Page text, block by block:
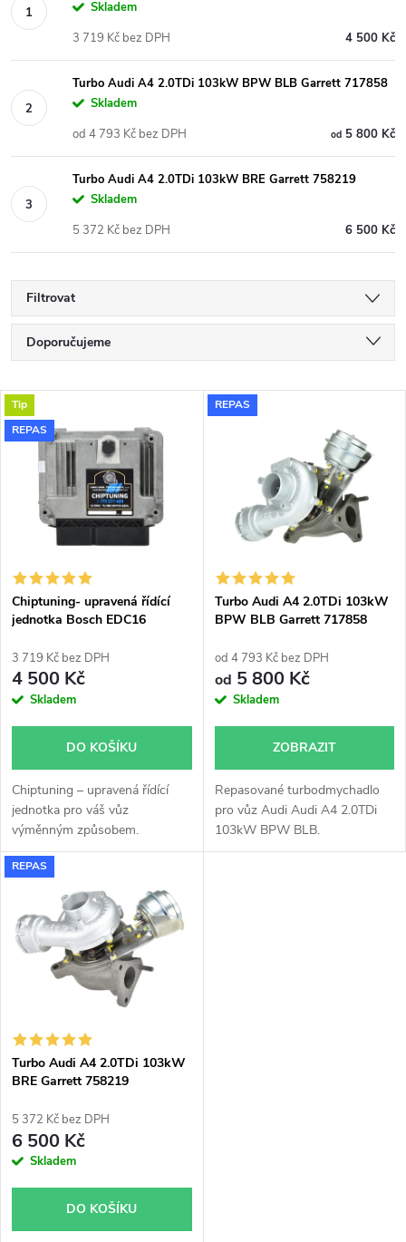
Skladem
4 500 Kč
3 719 Kč bez DPH
Turbo Audi A4 2.0TDi 103kW BPW BLB Garrett 717858
Skladem
od5 800 Kč
od 4 793 Kč bez DPH
Turbo Audi A4 2.0TDi 103kW BRE Garrett 758219
Skladem
6 500 Kč
5 372 Kč bez DPH
Filtrovat
Ř
a
z
í
p
r
o
u
k
t
ů
Doporučujeme
Nejdražší
Nejprodávanější
Abecedně
V
ý
s
p
r
o
d
u
k
t
ů
Tip
REPAS
Chiptuning- upravená řídící
jednotka Bosch EDC16
3 719 Kč bez DPH
4 500 Kč
Skladem
DO KOŠÍKU
Chiptuning – upravená řídící
jednotka pro váš vůz
výměnným způsobem.
REPAS
Turbo Audi A4 2.0TDi 103kW
BPW BLB Garrett 717858
od 4 793 Kč bez DPH
od 5 800 Kč
Skladem
ZOBRAZIT
Repasované turbodmychadlo
pro vůz Audi Audi A4 2.0TDi
103kW BPW BLB.
REPAS
Turbo Audi A4 2.0TDi 103kW
BRE Garrett 758219
5 372 Kč bez DPH
6 500 Kč
Skladem
DO KOŠÍKU